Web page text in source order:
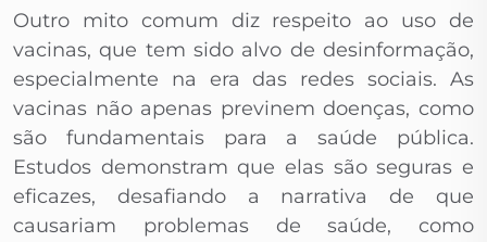
Outro mito comum diz respeito ao uso de
vacinas, que tem sido alvo de desinformação,
especialmente na era das redes sociais. As
vacinas não apenas previnem doenças, como
são fundamentais para a saúde pública.
Estudos demonstram que elas são seguras e
eficazes, desafiando a narrativa de que
causariam problemas de saúde, como